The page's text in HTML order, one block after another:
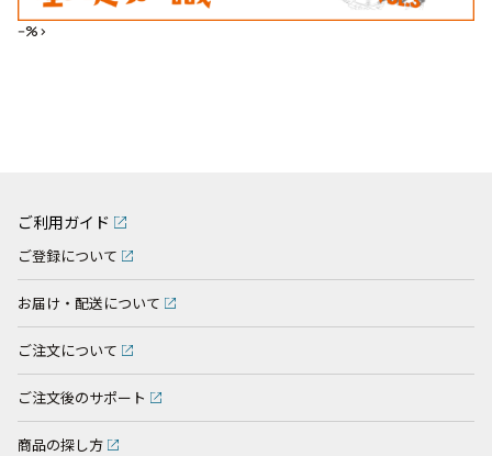
--%>
ご利用ガイド
ご登録について
お届け・配送について
ご注文について
ご注文後のサポート
商品の探し方